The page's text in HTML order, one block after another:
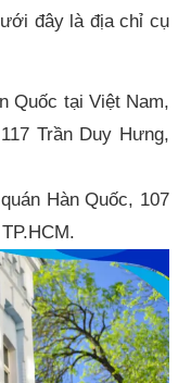
đây là địa chỉ cụ
Quốc tại Việt Nam,
Trần Duy Hưng,
Hàn Quốc, 107